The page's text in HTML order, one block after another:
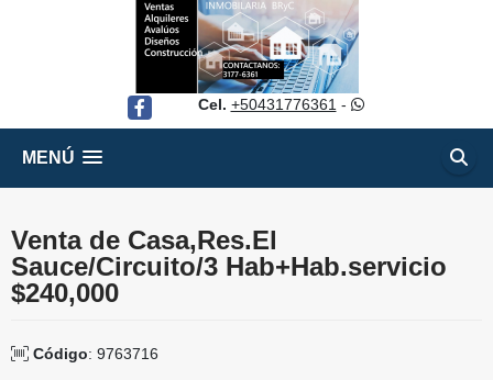
Facebook Cel. +50431776361 -
MENÚ
Venta de Casa,Res.El
Sauce/Circuito/3 Hab+Hab.servicio
$240,000
Código: 9763716